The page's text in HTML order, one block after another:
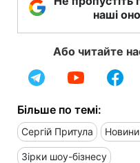
наші
Або читайте
Більше по темі:
Сергій Притула
Зірки шоу-бізнесу